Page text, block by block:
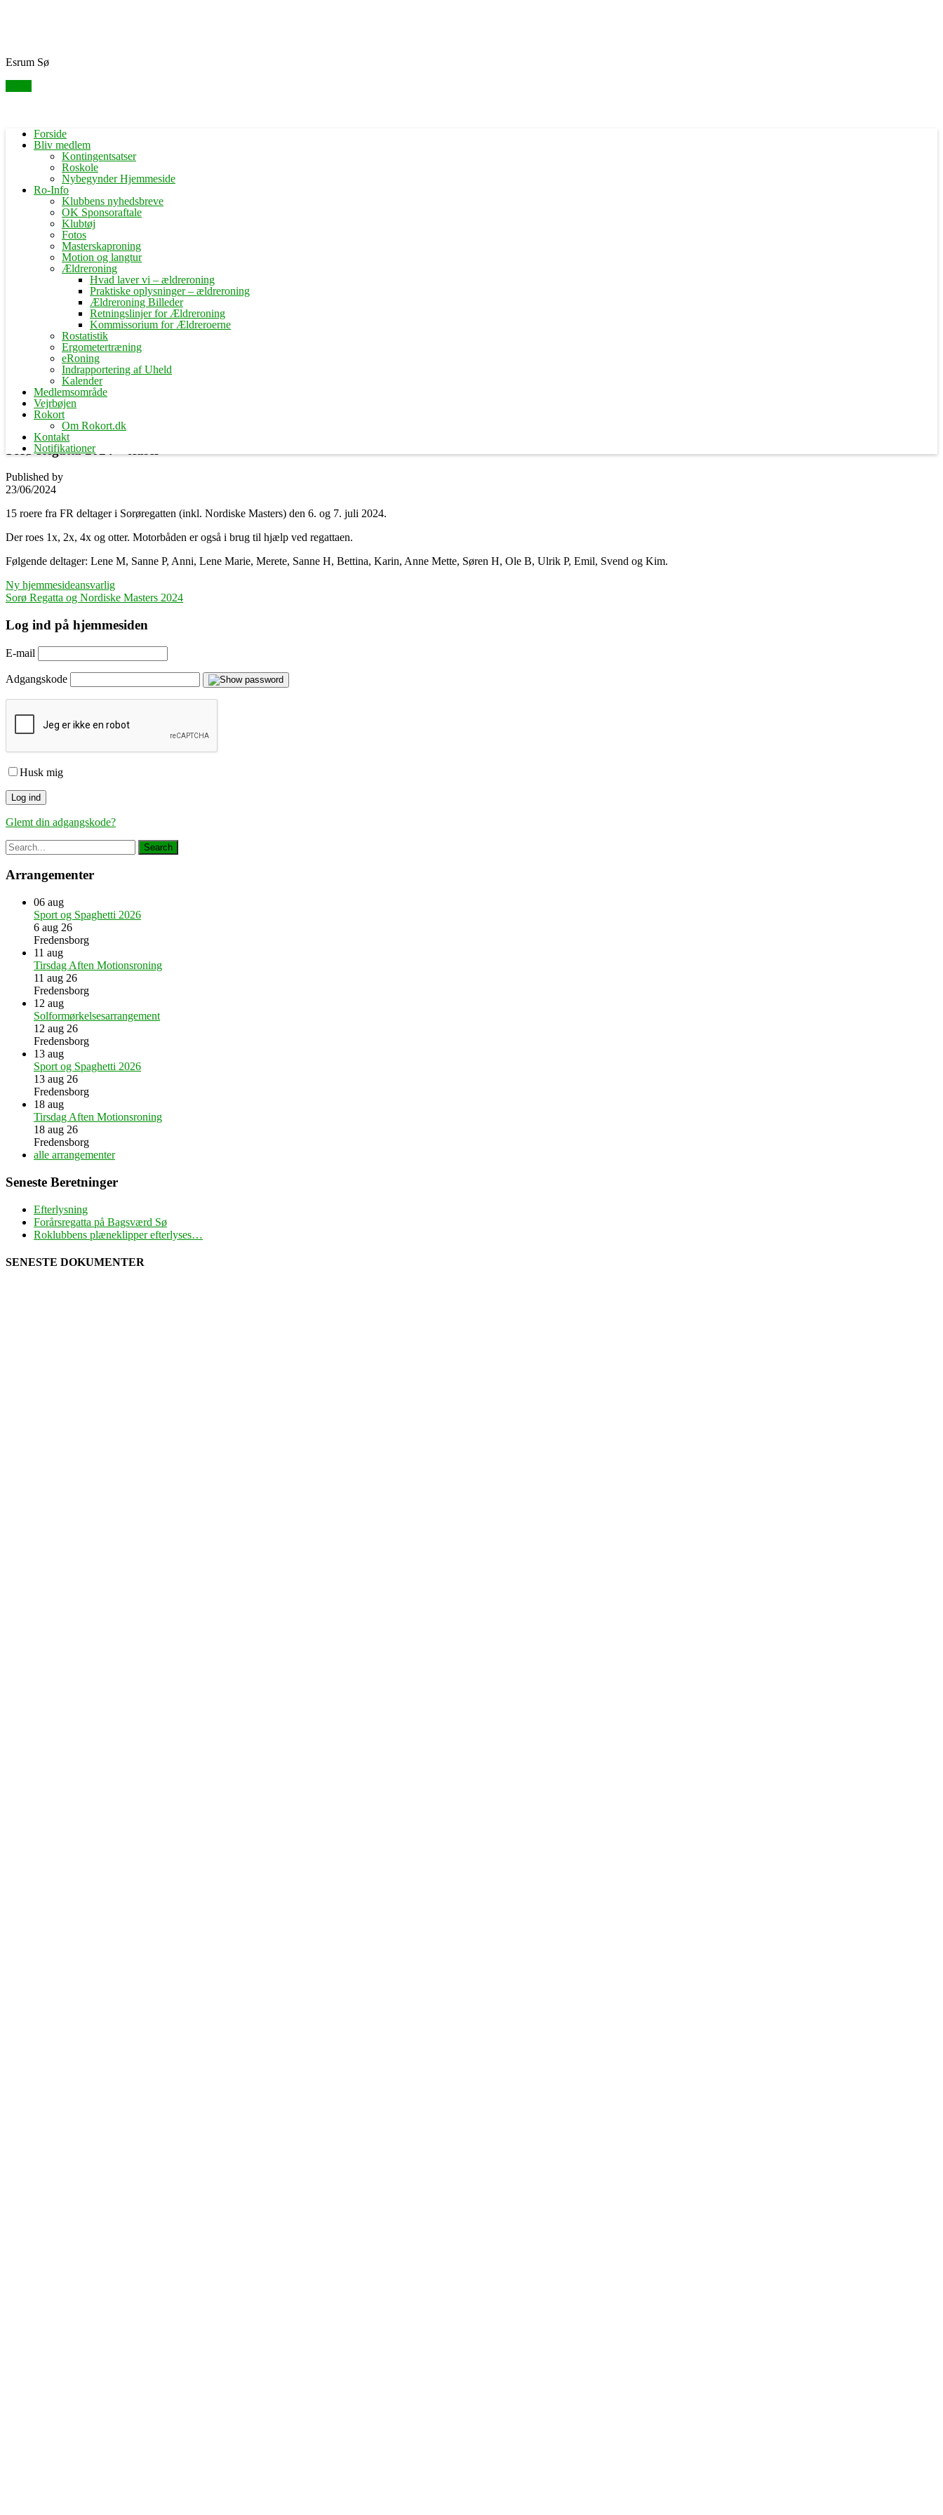
Esrum Sø
Forside
Bliv medlem
Kontingentsatser
Roskole
Nybegynder Hjemmeside
Ro-Info
Klubbens nyhedsbreve
OK Sponsoraftale
Klubtøj
Fotos
Masterskaproning
Motion og langtur
Ældreroning
Hvad laver vi – ældreroning
Praktiske oplysninger – ældreroning
Ældreroning Billeder
Retningslinjer for Ældreroning
Kommissorium for Ældreroerne
Rostatistik
Ergometertræning
eRoning
Indrapportering af Uheld
Kalender
Medlemsområde
Vejrbøjen
Rokort
Om Rokort.dk
Kontakt
Notifikationer
Sorø Regatta 2024 – teaser
Published by
23/06/2024
15 roere fra FR deltager i Sorøregatten (inkl. Nordiske Masters) den 6. og 7. juli 2024.
Der roes 1x, 2x, 4x og otter. Motorbåden er også i brug til hjælp ved regattaen.
Følgende deltager: Lene M, Sanne P, Anni, Lene Marie, Merete, Sanne H, Bettina, Karin, Anne Mette, Søren H, Ole B, Ulrik P, Emil, Svend og Kim.
Indlægsnavigation
Ny hjemmesideansvarlig
Sorø Regatta og Nordiske Masters 2024
Log ind på hjemmesiden
E-mail
Adgangskode
Husk mig
Glemt din adgangskode?
Arrangementer
06 aug
Sport og Spaghetti 2026
6 aug 26
Fredensborg
11 aug
Tirsdag Aften Motionsroning
11 aug 26
Fredensborg
12 aug
Solformørkelsesarrangement
12 aug 26
Fredensborg
13 aug
Sport og Spaghetti 2026
13 aug 26
Fredensborg
18 aug
Tirsdag Aften Motionsroning
18 aug 26
Fredensborg
alle arrangementer
Seneste Beretninger
Efterlysning
Forårsregatta på Bagsværd Sø
Roklubbens plæneklipper efterlyses…
SENESTE DOKUMENTER